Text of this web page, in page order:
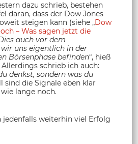
dazu schrieb, bestehen
daran, dass der Dow Jones
steigen kann (siehe „Dow
– Was sagen jetzt die
auch vor dem
uns eigentlich in der
Börsenphase befinden“, hieß
schrieb ich auch:
denkst, sondern was du
sind die Signale eben klar
lange noch.
jedenfalls weiterhin viel Erfolg